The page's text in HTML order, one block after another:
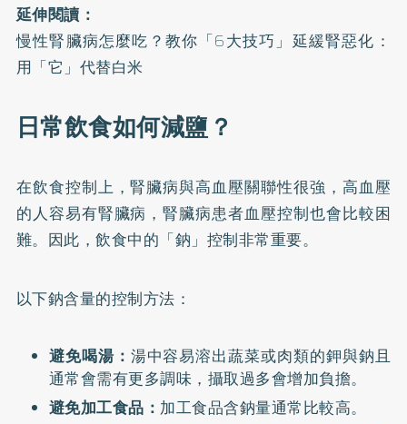
延伸閱讀：
慢性腎臟病怎麼吃？教你「6大技巧」延緩腎惡化：
用「它」代替白米
日常飲食如何減鹽？
在飲食控制上，腎臟病與高血壓關聯性很強，高血壓
的人容易有腎臟病，腎臟病患者血壓控制也會比較困
難。因此，飲食中的「鈉」控制非常重要。
以下鈉含量的控制方法：
避免喝湯： 湯中容易溶出蔬菜或肉類的鉀與鈉且
通常會需有更多調味，攝取過多會增加負擔。
避免加工食品： 加工食品含鈉量通常比較高。